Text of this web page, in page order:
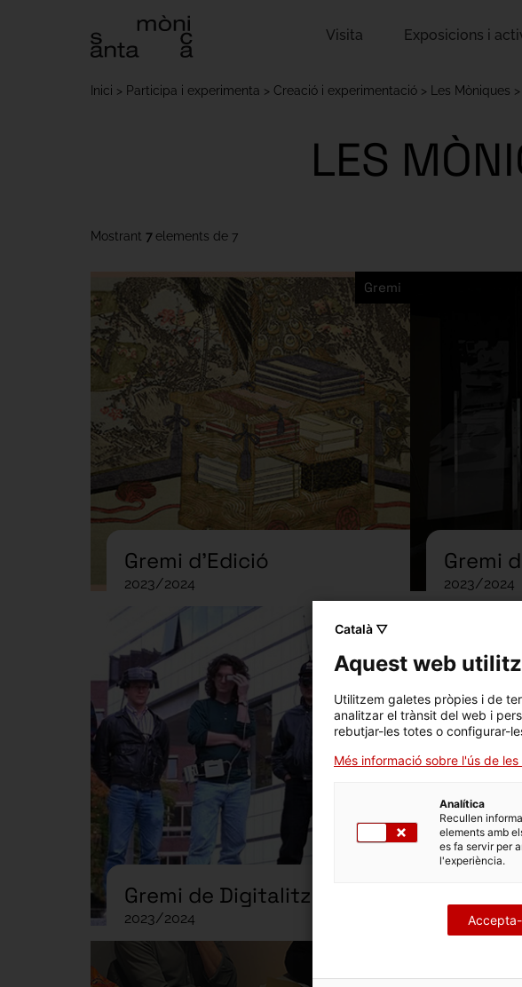
Visita Exposicions i
Inici Participa i experimenta Creació i experimentació Les Mòniques
LES
Mostrant 7elements de 7
Gremi
Gremi d'Edició
2023/2024
Gremi
2023/2024
Gremi
Gremi de Digitalització
2023/2024 2023/2024
Català ▽
Aquest web
Utilitzem galetes pròpies i de
analitzar el trànsit del web i
rebutjar-les totes o configurar-
Més informació sobre l'ús de
Analítica
Recullen
elements amb
es fa servir per
l'experiència.